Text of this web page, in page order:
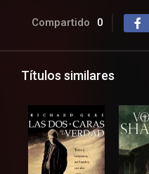
Compartido 0
Títulos similares